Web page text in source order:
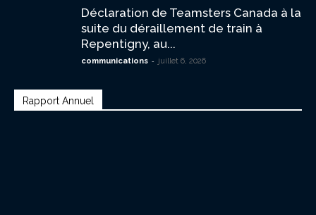
Déclaration de Teamsters Canada à la
suite du déraillement de train à
Repentigny, au...
communications - juillet 6, 2026
Rapport Annuel